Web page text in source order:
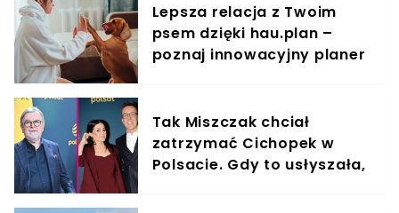
Lepsza relacja z Twoim
psem dzięki hau.plan –
poznaj innowacyjny planer
Tak Miszczak chciał
zatrzymać Cichopek w
Polsacie. Gdy to usłyszała,